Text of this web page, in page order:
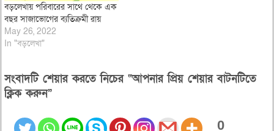
বড়লেখায় পরিবারের সাথে থেকে এক
বছর সাজাভোগের ব্যতিক্রমী রায়
May 26, 2022
In "বড়লেখা"
সংবাদটি শেয়ার করতে নিচের “আপনার প্রিয় শেয়ার বাটনটিতে
ক্লিক করুন”
0